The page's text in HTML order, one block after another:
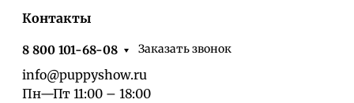
Контакты
8 800 101-68-08 Заказать звонок
info@puppyshow.ru
Пн—Пт 11:00 – 18:00